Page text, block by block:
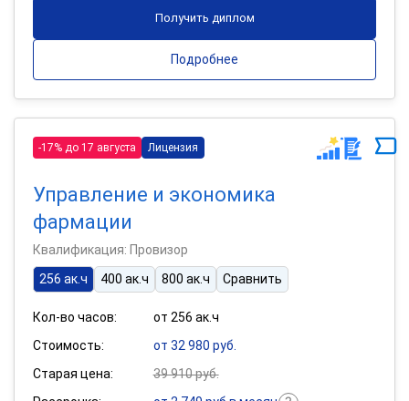
Получить диплом
Подробнее
-17% до 17 августа Лицензия
Управление и экономика
фармации
Квалификация: Провизор
256 ак.ч
400 ак.ч 800 ак.ч Сравнить
Кол-во часов:
от 256 ак.ч
Стоимость:
от 32 980 руб.
Старая цена:
39 910 руб.